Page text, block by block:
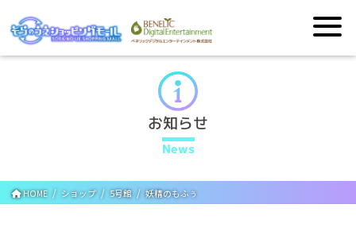
お知らせ
News
HOME ショップ 5号館 妖精のもふぅ